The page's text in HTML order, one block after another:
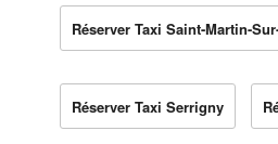
Réserver Taxi Saint-Martin-
Réserver Taxi Serrigny